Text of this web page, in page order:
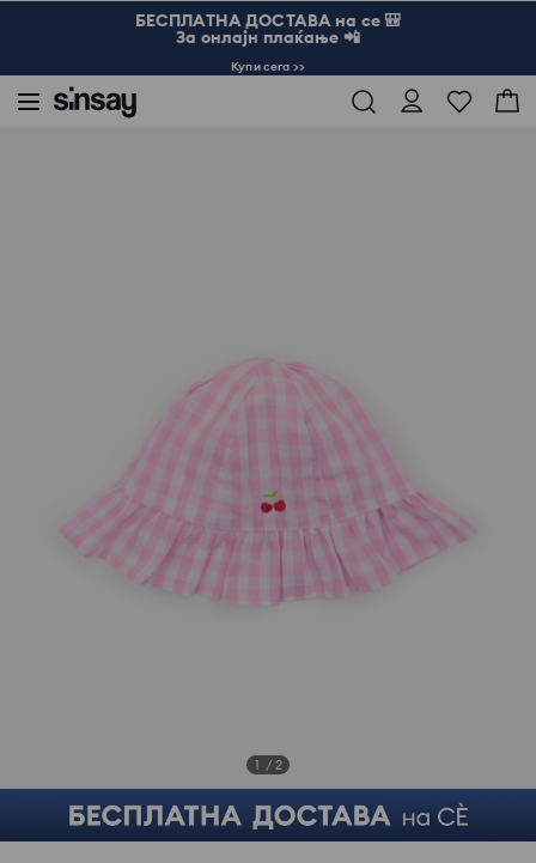
БЕСПЛАТНА ДОСТАВА на се 🎒
За онлајн плаќање 📲
Купи сега >>
1 / 2